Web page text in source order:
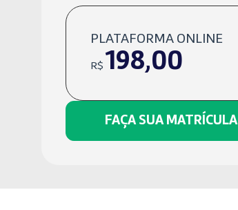
PLATAFORMA ONLINE
R$ 198,00
FAÇA SUA MATRÍCULA